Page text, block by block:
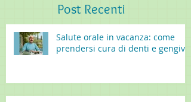
Post Recenti
Salute orale in vacanza: come
prendersi cura di denti e gengive